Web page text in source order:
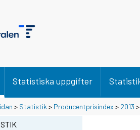
Statistiska uppgifter
> Statistik > Producentprisindex > 2013 >